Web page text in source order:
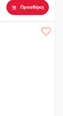
Προσθήκη